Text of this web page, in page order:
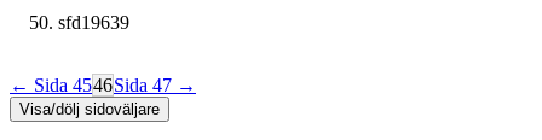
sfd19639
← Sida 4546Sida 47 →
Visa/dölj sidoväljare